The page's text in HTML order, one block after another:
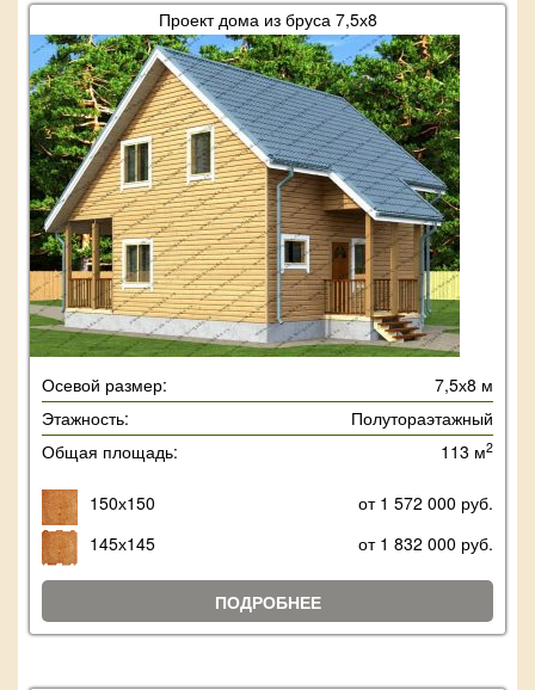
Проект дома из бруса 7,5х8
Осевой размер:
7,5х8 м
Этажность:
Полутораэтажный
Общая площадь:
113 м2
150х150
от 1 572 000 руб.
145х145
от 1 832 000 руб.
ПОДРОБНЕЕ